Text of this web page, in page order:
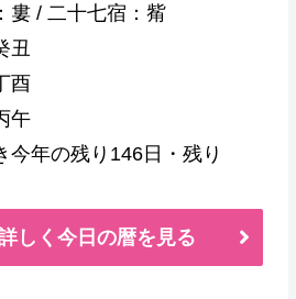
婁 / 二十七宿：觜
丑
酉
午
今年の残り146日・残り
しく今日の暦を見る